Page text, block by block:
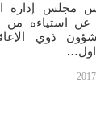
مجلس إدارة
عن استياءه من
لشؤون ذوي